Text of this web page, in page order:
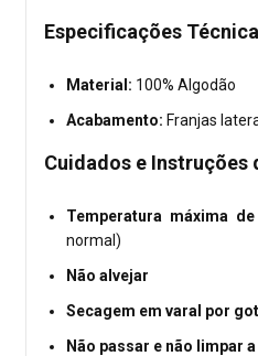
Especificações
Material: 100% Algodão
Acabamento: Franjas
Cuidados e Instruções
Temperatura máxima de
normal)
Não alvejar
Secagem em varal por
Não passar e não limpar